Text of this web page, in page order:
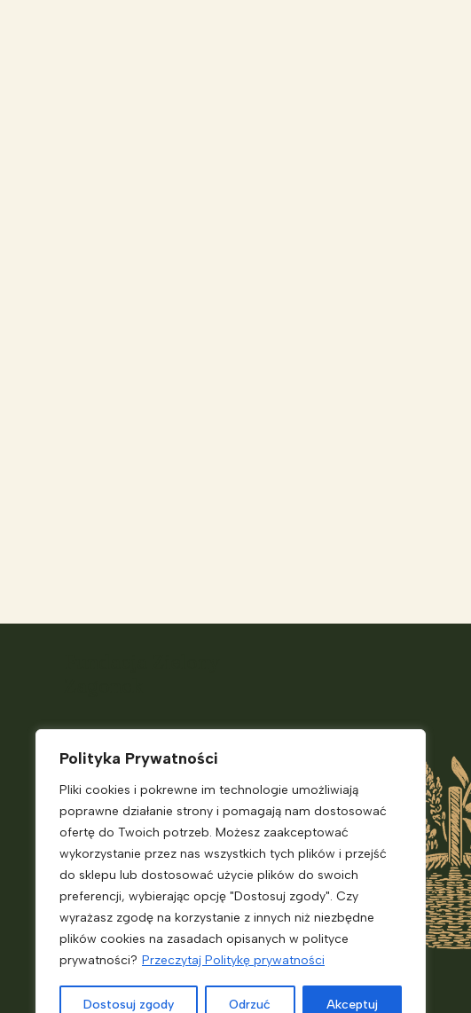
Polityka Prywatności
Pliki cookies i pokrewne im technologie umożliwiają
poprawne działanie strony i pomagają nam dostosować
ofertę do Twoich potrzeb. Możesz zaakceptować
wykorzystanie przez nas wszystkich tych plików i przejść
do sklepu lub dostosować użycie plików do swoich
preferencji, wybierając opcję "Dostosuj zgody". Czy
wyrażasz zgodę na korzystanie z innych niż niezbędne
plików cookies na zasadach opisanych w polityce
prywatności? Przeczytaj Politykę prywatności
Dostosuj zgody Odrzuć Akceptuj
Telefon:
+48 882 187 931
mail: ekokiosk@zielonyzagonek.pl
Pn. – Pt.
Jasienna 46
33-322 Jasienna
NIP: 7343556249